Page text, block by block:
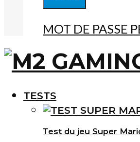
MOT DE PASSE
TESTS
Test du jeu Super